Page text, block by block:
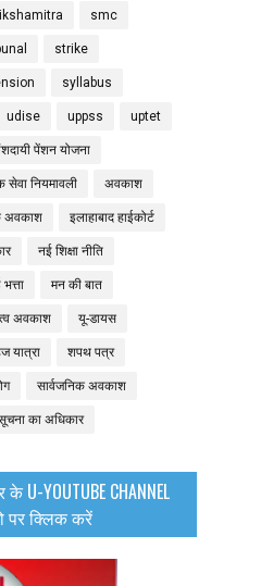
smc
strike
syllabus
udise uppss uptet
पेंशन योजना
सेवा नियमावली अवकाश
अवकाश इलाहाबाद हाईकोर्ट
नई शिक्षा नीति
मन की बात
अवकाश यू-डायस
यात्रा शपथ पत्र
सार्वजनिक अवकाश
का अधिकार
के U-YOUTUBE CHANNEL
पर क्लिक करें